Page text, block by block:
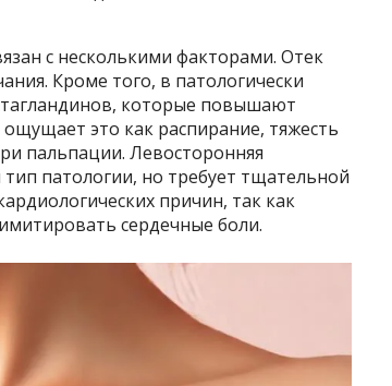
с несколькими факторами. Отек
Кроме того, в патологически
которые повышают
это как распирание, тяжесть
пальпации. Левосторонняя
патологии, но требует тщательной
причин, так как
сердечные боли.